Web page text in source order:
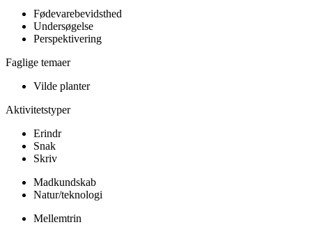
Fødevarebevidsthed
Undersøgelse
Perspektivering
Faglige temaer
Vilde planter
Aktivitetstyper
Erindr
Snak
Skriv
Madkundskab
Natur/teknologi
Mellemtrin